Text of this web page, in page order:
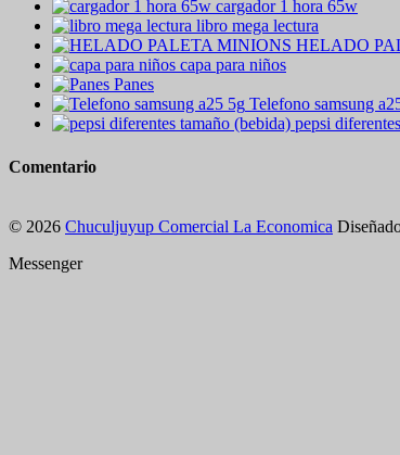
cargador 1 hora 65w
libro mega lectura
HELADO
capa para niños
Panes
Telefono samsung
pepsi
Comentario
© 2026 Chuculjuyup Comercial La Economica
Messenger